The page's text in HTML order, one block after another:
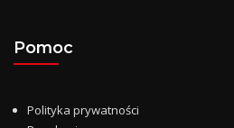
Pomoc
Polityka prywatności